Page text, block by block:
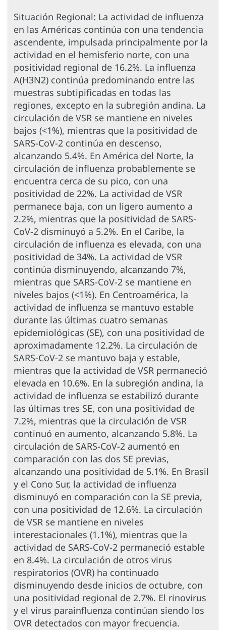
Situación Regional: La actividad de influenza
en las Américas continúa con una tendencia
ascendente, impulsada principalmente por la
actividad en el hemisferio norte, con una
positividad regional de 16.2%. La influenza
A(H3N2) continúa predominando entre las
muestras subtipificadas en todas las
regiones, excepto en la subregión andina. La
circulación de VSR se mantiene en niveles
bajos (<1%), mientras que la positividad de
SARS-CoV-2 continúa en descenso,
alcanzando 5.4%. En América del Norte, la
circulación de influenza probablemente se
encuentra cerca de su pico, con una
positividad de 22%. La actividad de VSR
permanece baja, con un ligero aumento a
2.2%, mientras que la positividad de SARS-
CoV-2 disminuyó a 5.2%. En el Caribe, la
circulación de influenza es elevada, con una
positividad de 34%. La actividad de VSR
continúa disminuyendo, alcanzando 7%,
mientras que SARS-CoV-2 se mantiene en
niveles bajos (<1%). En Centroamérica, la
actividad de influenza se mantuvo estable
durante las últimas cuatro semanas
epidemiológicas (SE), con una positividad de
aproximadamente 12.2%. La circulación de
SARS-CoV-2 se mantuvo baja y estable,
mientras que la actividad de VSR permaneció
elevada en 10.6%. En la subregión andina, la
actividad de influenza se estabilizó durante
las últimas tres SE, con una positividad de
7.2%, mientras que la circulación de VSR
continuó en aumento, alcanzando 5.8%. La
circulación de SARS-CoV-2 aumentó en
comparación con las dos SE previas,
alcanzando una positividad de 5.1%. En Brasil
y el Cono Sur, la actividad de influenza
disminuyó en comparación con la SE previa,
con una positividad de 12.6%. La circulación
de VSR se mantiene en niveles
interestacionales (1.1%), mientras que la
actividad de SARS-CoV-2 permaneció estable
en 8.4%. La circulación de otros virus
respiratorios (OVR) ha continuado
disminuyendo desde inicios de octubre, con
una positividad regional de 2.7%. El rinovirus
y el virus parainfluenza continúan siendo los
OVR detectados con mayor frecuencia.